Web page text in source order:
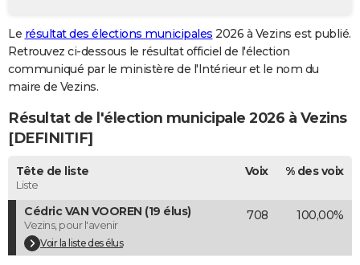
GUIDES D'ACHAT
BONS PLANS
CARTE DE VOEUX
Carte de Noël
Carte Bonne année
Carte Saint-Valentin
Carte Pâques
Carte d'anniversaire
DICTIONNAIRE
Dictionnaire
Biographies
Citations
Expressions
Proverbes
PROGRAMME TV
COPAINS D'AVANT
S'inscrire
Se connecter
Lycées
Collèges
Primaires
Universités
Entreprises
Service militaire
Avis de recherche
AVIS DE DÉCÈS
Le résultat des élections municipales 2026 à Vezins est publié.
Retrouvez ci-dessous le résultat officiel de l'élection
communiqué par le ministère de l'Intérieur et le nom du
maire de Vezins.
Résultat de l'élection municipale 2026 à Vezins
[DEFINITIF]
Tête de liste
Liste
Voix % des voix
Cédric VAN VOOREN (19 élus)
Vezins, pour l'avenir
Voir la liste des élus
708 100,00%